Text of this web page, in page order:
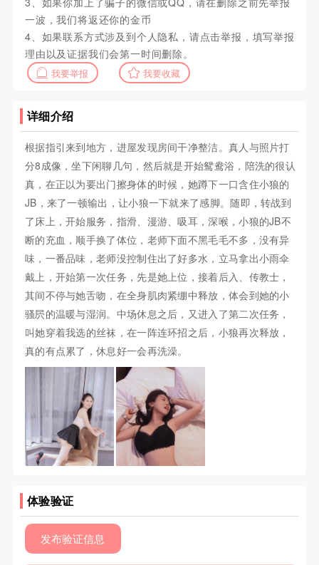
一波，我们将返还你的金币
4、如果联系方式涉及到个人隐私，请点击举报，填写举报
理由以及证据我们会第一时间删除。
我要举报 我要收藏
详细介绍
根据指引来到地方，进屋发现房间干净整洁。真人与照片打
分8成像，坐下闲聊几句，然后就是开始鸳鸯浴，陪洗的很认
真，在正以为要出门擦身体的时候，她蹲下一口含住小狼的
JB，来了一顿输出，让小狼一下就来了感脚。随即，转战到
了床上，开始服务，指滑、漫游、吸耳，深喉，小狼的JB不
断的充血，顺手换了体位，老师下面不黑毛毛不多，没有异
味，一番品味，老师没控制住出了好多水，立马拿出小雨伞
戴上，开始第一次任务，先是她上位，接着后入、传教士，
其间不停与她舌吻，在全身肌肉紧绷中释放，体会到她的小
骚屄的温暖与湿润。中场休息之后，又进入了第二次任务，
叫她穿着我选的丝袜，在一阵连环招之后，小狼再次释放，
真的有点累了，休息好一会再洗澡。
体验验证
发布验证信息